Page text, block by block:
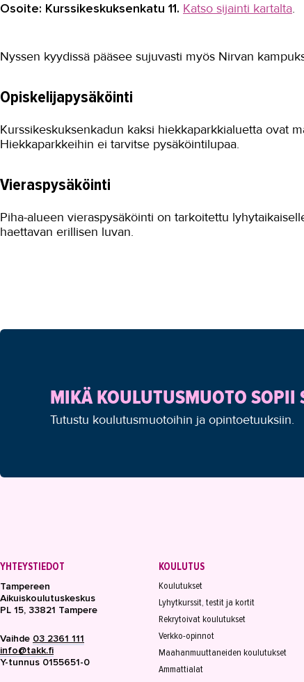
Osoite: Kurssikeskuksenkatu 11. Katso sijainti kartalta.
Nyssen kyydissä pääsee sujuvasti myös Nirvan
Opiskelijapysäköinti
Kurssikeskuksenkadun kaksi hiekkaparkkialuetta ovat
Hiekkaparkkeihin ei tarvitse pysäköintilupaa.
Vieraspysäköinti
Piha-alueen vieraspysäköinti on tarkoitettu
haettavan erillisen luvan.
MIKÄ KOULUTUSMUOTO SOPII
Tutustu koulutusmuotoihin ja opintoetuuksiin.
YHTEYSTIEDOT
Tampereen
Aikuiskoulutuskeskus
PL 15, 33821 Tampere
Vaihde 03 2361 111
info@takk.fi
Y-tunnus 0155651-0
KOULUTUS
Koulutukset
Lyhytkurssit, testit ja kortit
Rekrytoivat koulutukset
Verkko-opinnot
Maahanmuuttaneiden koulutukset
Ammattialat